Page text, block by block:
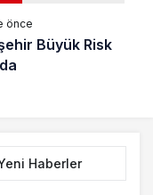
önce
Büyük Risk
Haberler